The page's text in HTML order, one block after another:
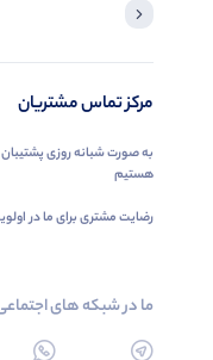
مرکز تماس مشتریان
به صورت شبانه روزی
هستیم
رضایت مشتری برای ما در
ما در شبکه های